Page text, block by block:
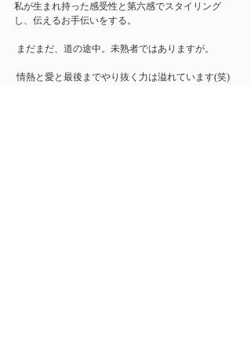
私が生まれ持った感受性と第六感でスタイリング
し、伝えるお手伝いをする。
まだまだ、道の途中。未熟者ではありますが。
情熱と愛と最後までやり抜く力は溢れています(笑)